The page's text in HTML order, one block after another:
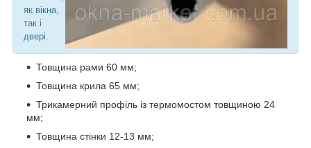
як вікна,
так і
двері.
Товщина рами 60 мм;
Товщина крила 65 мм;
Трикамерний профіль із термомостом товщиною 24
мм;
Товщина стінки 12-13 мм;